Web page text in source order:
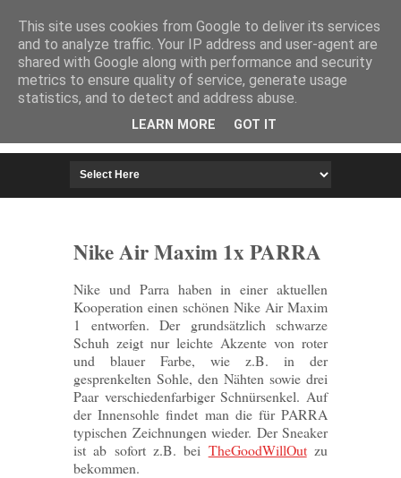
HOME IMPRESSUM
Nike Air Maxim 1x PARRA
Nike und Parra haben in einer aktuellen
Kooperation einen schönen Nike Air Maxim
1 entworfen. Der grundsätzlich schwarze
Schuh zeigt nur leichte Akzente von roter
und blauer Farbe, wie z.B. in der
gesprenkelten Sohle, den Nähten sowie drei
Paar verschiedenfarbiger Schnürsenkel. Auf
der Innensohle findet man die für PARRA
typischen Zeichnungen wieder. Der Sneaker
ist ab sofort z.B. bei TheGoodWillOutzu
bekommen.
This site uses cookies from Google to deliver its services
and to analyze traffic. Your IP address and user-agent are
shared with Google along with performance and security
metrics to ensure quality of service, generate usage
statistics, and to detect and address abuse.
LEARN MORE GOT IT